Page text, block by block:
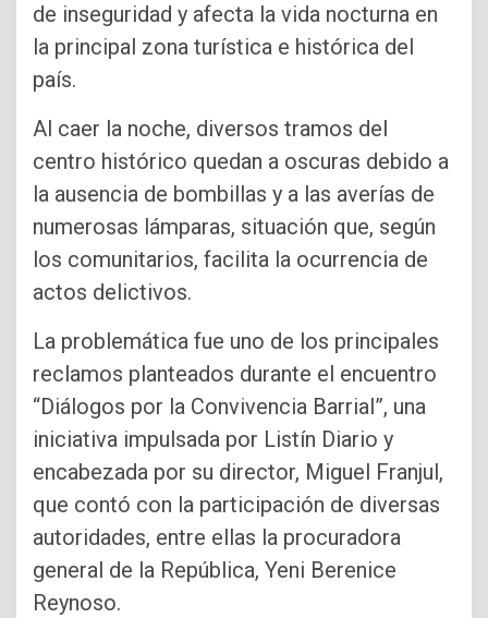
de inseguridad y afecta la vida nocturna en
la principal zona turística e histórica del
país.
Al caer la noche, diversos tramos del
centro histórico quedan a oscuras debido a
la ausencia de bombillas y a las averías de
numerosas lámparas, situación que, según
los comunitarios, facilita la ocurrencia de
actos delictivos.
La problemática fue uno de los principales
reclamos planteados durante el encuentro
“Diálogos por la Convivencia Barrial”, una
iniciativa impulsada por Listín Diario y
encabezada por su director, Miguel Franjul,
que contó con la participación de diversas
autoridades, entre ellas la procuradora
general de la República, Yeni Berenice
Reynoso.